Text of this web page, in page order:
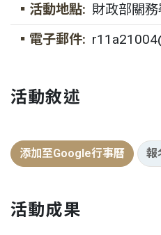
▪活動地點: 財政部關
▪電子郵件:
活動敘述
添加至Google行事曆 報
活動成果